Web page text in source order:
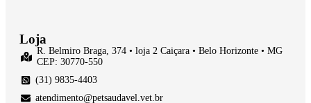
Loja
R. Belmiro Braga, 374 • loja 2 Caiçara • Belo Horizonte • MG
CEP: 30770-550
(31) 9835-4403
atendimento@petsaudavel.vet.br